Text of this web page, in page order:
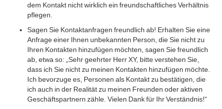
dem Kontakt nicht wirklich ein freundschaftliches Verhältnis
pflegen.
Sagen Sie Kontaktanfragen freundlich ab! Erhalten Sie eine
Anfrage einer Ihnen unbekannten Person, die Sie nicht zu
Ihren Kontakten hinzufügen möchten, sagen Sie freundlich
ab, etwa so: „Sehr geehrter Herr XY, bitte verstehen Sie,
dass ich Sie nicht zu meinen Kontakten hinzufügen möchte.
Ich bevorzuge es, Personen als Kontakt zu bestätigen, die
ich auch in der Realität zu meinen Freunden oder aktiven
Geschäftspartnern zähle. Vielen Dank für Ihr Verständnis!“